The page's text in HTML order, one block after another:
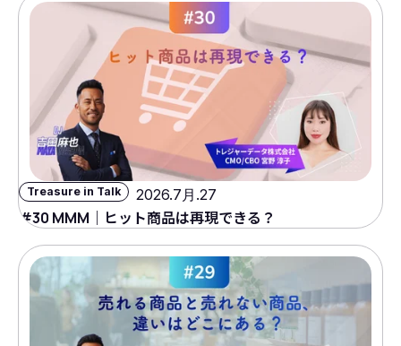
Treasure in Talk 2026.7月.27
#30 MMM｜ヒット商品は再現できる？